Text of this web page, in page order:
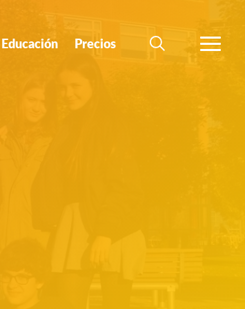
Educación Precios
BÚSQUEDA
MÁS